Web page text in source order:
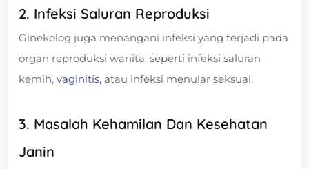
2. Infeksi Saluran Reproduksi
Ginekolog juga menangani infeksi yang terjadi pada
organ reproduksi wanita, seperti infeksi saluran
kemih, vaginitis, atau infeksi menular seksual.
3. Masalah Kehamilan Dan Kesehatan
Janin